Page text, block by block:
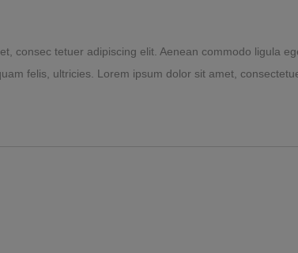
consec tetuer adipiscing elit. Aenean commodo ligula
felis, ultricies. Lorem ipsum dolor sit amet,